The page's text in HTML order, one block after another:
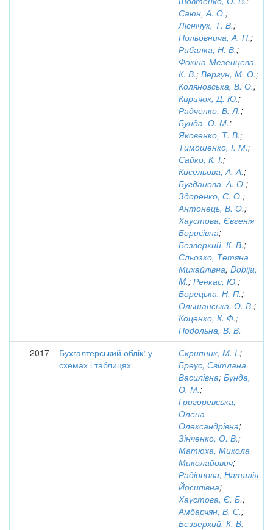
Саюн, А. О.;
Ліснічук, Т. В.;
Польовнича, А. П.;
Рибалка, Н. В.;
Фокіна-Мезенцева,
К. В.; Вергун, М. О.;
Коляновська, В. О.;
Киричок, Д. Ю.;
Радченко, В. Л.;
Бунда, О. М.;
Яковенко, Т. В.;
Тимошенко, І. М.;
Сайко, К. І.;
Кисельова, А. А.;
Бугданова, А. О.;
Здоренко, С. О.;
Антонець, В. О.;
Хаустова, Євгенія
Борисівна;
Безверхий, К. В.;
Сльозко, Тетяна
Михайлівна; Dobija,
M.; Ренкас, Ю.;
Борецька, Н. П.;
Ольшанська, О. В.;
Коценко, К. Ф.;
Подольна, В. В.
2017
Бухгалтерський облік: у
схемах і таблицях
Скрипник, М. І.;
Бреус, Світлана
Василівна; Бунда,
О. М.;
Григоревська,
Олена
Олександрівна;
Зінченко, О. В.;
Матюха, Микола
Миколайович;
Радіонова, Наталія
Йосипівна;
Хаустова, Є. Б.;
Амбарчян, В. С.;
Безверхий, К. В.